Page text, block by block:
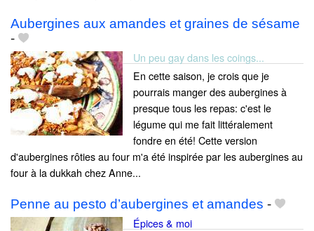
Aubergines aux amandes et graines de sésame
-
Un peu gay dans les coings...
En cette saison, je crois que je
pourrais manger des aubergines à
presque tous les repas: c'est le
légume qui me fait littéralement
fondre en été! Cette version
d'aubergines rôties au four m'a été inspirée par les aubergines au
four à la dukkah chez Anne...
Penne au pesto d’aubergines et amandes -
Épices & moi